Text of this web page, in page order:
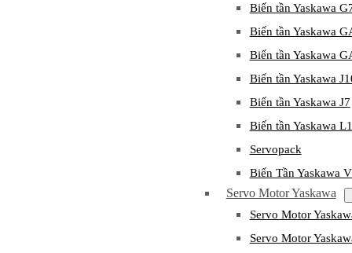
Biến tần Yaskawa
Biến tần Yaskawa
Biến tần Yaskawa
Biến tần Yaskawa
Biến tần Yaskawa J7
Biến tần Yaskawa
Servopack
Biến Tần Yaskawa
Servo Motor Yaskawa
Servo Motor
Servo Motor